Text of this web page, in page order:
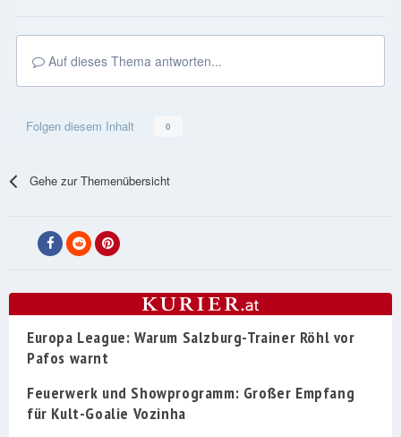
Auf dieses Thema antworten...
Folgen diesem Inhalt 0
Gehe zur Themenübersicht
Europa League: Warum Salzburg-Trainer Röhl vor
Pafos warnt
Feuerwerk und Showprogramm: Großer Empfang
für Kult-Goalie Vozinha